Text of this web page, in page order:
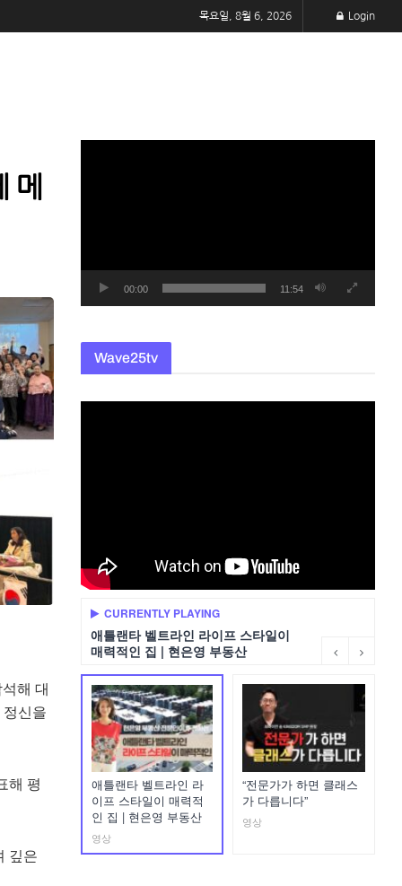
목요일, 8월 6, 2026 Login
메
해 대
신을
해 평
깊은
00:00 11:54
Wave25tv
CURRENTLY PLAYING
애틀랜타 벨트라인 라이프 스타일이
매력적인 집 | 현은영 부동산
애틀랜타 벨트라인 라
이프 스타일이 매력적
인 집 | 현은영 부동산
영상
“전문가가 하면 클래스
가 다릅니다”
영상